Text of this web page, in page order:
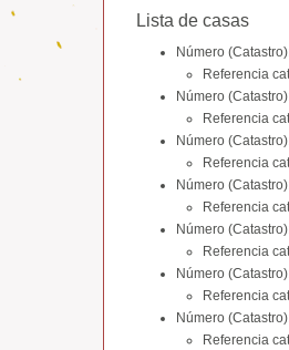
Lista de casas
Número
Referencia
Número
Referencia
Número
Referencia
Número
Referencia
Número
Referencia
Número
Referencia
Número
Referencia